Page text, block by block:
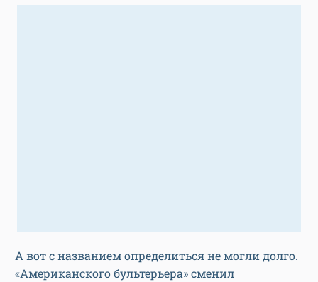
А вот с названием определиться не могли долго.
«Американского бультерьера» сменил